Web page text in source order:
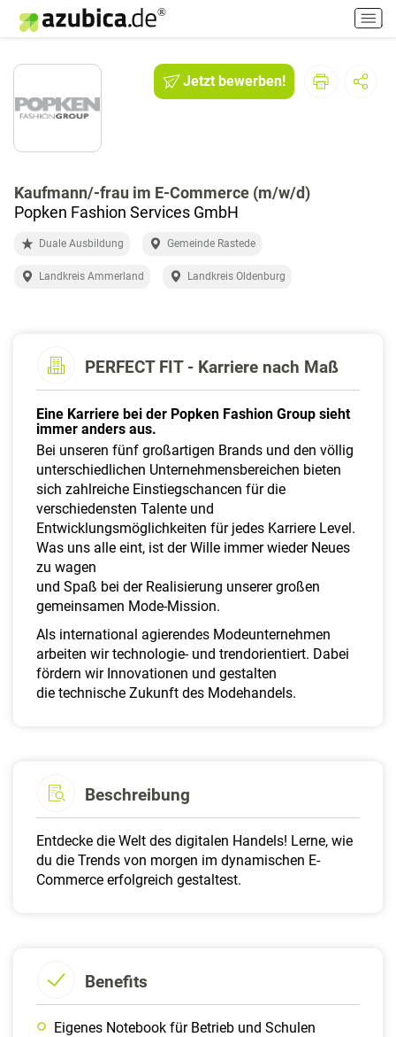
H
a
p
h
Jetzt bewerben!
Kaufmann/-frau im E-Commerce (m/w/d)
Popken Fashion Services GmbH
Duale Ausbildung Gemeinde Rastede
Landkreis Ammerland Landkreis Oldenburg
PERFECT FIT - Karriere nach Maß
Eine Karriere bei der Popken Fashion Group sieht
immer anders aus.
Bei unseren fünf großartigen Brands und den völlig
unterschiedlichen Unternehmensbereichen bieten
sich zahlreiche Einstiegschancen für die
verschiedensten Talente und
Entwicklungsmöglichkeiten für jedes Karriere Level.
Was uns alle eint, ist der Wille immer wieder Neues
zu wagen
und Spaß bei der Realisierung unserer großen
gemeinsamen Mode-Mission.
Als international agierendes Modeunternehmen
arbeiten wir technologie- und trendorientiert. Dabei
fördern wir Innovationen und gestalten
die technische Zukunft des Modehandels.
Beschreibung
Entdecke die Welt des digitalen Handels! Lerne, wie
du die Trends von morgen im dynamischen E-
Commerce erfolgreich gestaltest.
Benefits
Eigenes Notebook für Betrieb und Schulen